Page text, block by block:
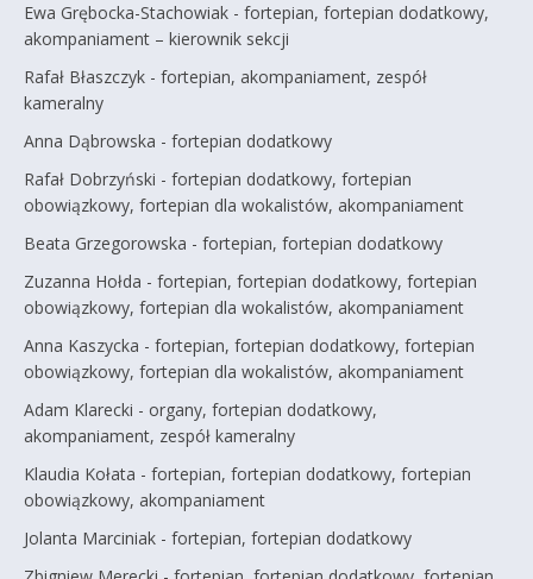
Ewa Grębocka-Stachowiak - fortepian, fortepian dodatkowy,
akompaniament – kierownik sekcji
Rafał Błaszczyk - fortepian, akompaniament, zespół
kameralny
Anna Dąbrowska - fortepian dodatkowy
Rafał Dobrzyński - fortepian dodatkowy, fortepian
obowiązkowy, fortepian dla wokalistów, akompaniament
Beata Grzegorowska - fortepian, fortepian dodatkowy
Zuzanna Hołda - fortepian, fortepian dodatkowy, fortepian
obowiązkowy, fortepian dla wokalistów, akompaniament
Anna Kaszycka - fortepian, fortepian dodatkowy, fortepian
obowiązkowy, fortepian dla wokalistów, akompaniament
Adam Klarecki - organy, fortepian dodatkowy,
akompaniament, zespół kameralny
Klaudia Kołata - fortepian, fortepian dodatkowy, fortepian
obowiązkowy, akompaniament
Jolanta Marciniak - fortepian, fortepian dodatkowy